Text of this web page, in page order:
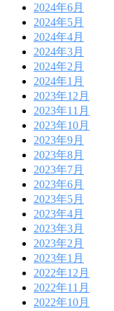
2024年6月
2024年5月
2024年4月
2024年3月
2024年2月
2024年1月
2023年12月
2023年11月
2023年10月
2023年9月
2023年8月
2023年7月
2023年6月
2023年5月
2023年4月
2023年3月
2023年2月
2023年1月
2022年12月
2022年11月
2022年10月